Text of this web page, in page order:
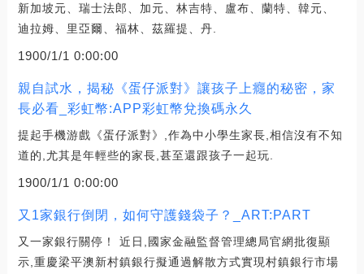
新加坡元、瑞士法郎、加元、林吉特、盧布、蘭特、韓元、
迪拉姆、里亞爾、福林、茲羅提、丹.
1900/1/1 0:00:00
親自試水，揭秘《蛋仔派對》讓孩子上癮的秘密，家
長必看_彩虹幣:APP彩虹幣兌換碼永久
提起手機游戲《蛋仔派對》,作為中小學生家長,相信沒有不知
道的,尤其是年輕些的家長,甚至還跟孩子一起玩.
1900/1/1 0:00:00
又1家銀行倒閉，如何守護錢袋子？_ART:PART
又一家銀行關停！ 近日,國家金融監督管理總局官網批復顯
示,重慶梁平澳新村鎮銀行擬通過解散方式實現村鎮銀行市場